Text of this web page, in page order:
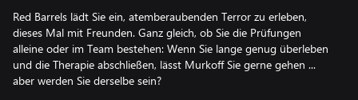
Red Barrels lädt Sie ein, atemberaubenden Terror zu erleben,
dieses Mal mit Freunden. Ganz gleich, ob Sie die Prüfungen
alleine oder im Team bestehen: Wenn Sie lange genug überleben
und die Therapie abschließen, lässt Murkoff Sie gerne gehen ...
aber werden Sie derselbe sein?